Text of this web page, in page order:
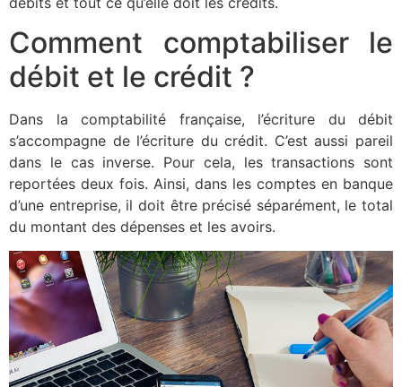
Comment comptabiliser le
débit et le crédit ?
Dans la comptabilité française, l’écriture du débit
s’accompagne de l’écriture du crédit. C’est aussi pareil
dans le cas inverse. Pour cela, les transactions sont
reportées deux fois. Ainsi, dans les comptes en banque
d’une entreprise, il doit être précisé séparément, le total
du montant des dépenses et les avoirs.